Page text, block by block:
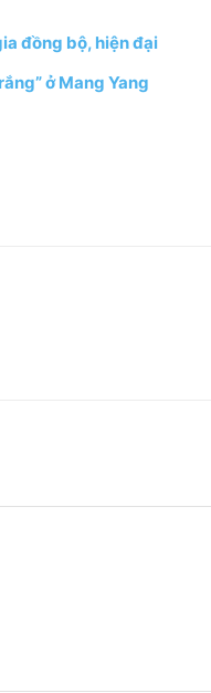
đồng bộ, hiện đại
ở Mang Yang